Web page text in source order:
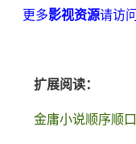
更多影视资源请访
扩展阅读：
金庸小说顺序顺